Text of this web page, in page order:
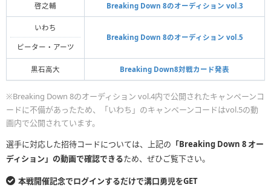
啓之輔 Breaking Down 8のオーディション vol.3
いわち
ピーター・アーツ
Breaking Down 8のオーディション vol.5
黒石高大 Breaking Down8対戦カード発表
※Breaking Down 8のオーディション vol.4内で公開されたキャンペーンコ
ードに不備があったため、「いわち」のキャンペーンコードはvol.5の動
画内で公開されています。
選手に対応した招待コードについては、上記の 「Breaking Down 8 オー
ディション」の動画で確認できるため、ぜひご覧下さい。
本戦開催記念でログインするだけで溝口勇児をGET